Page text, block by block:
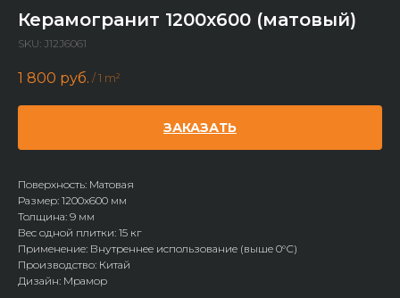
Керамогранит 1200x600 (матовый)
SKU: J12J6061
1 800 руб. / 1 m²
ЗАКАЗАТЬ
Поверхность: Матовая
Размер: 1200х600 мм
Толщина: 9 мм
Вес одной плитки: 15 кг
Применение: Внутреннее использование (выше 0°С)
Производство: Китай
Дизайн: Мрамор